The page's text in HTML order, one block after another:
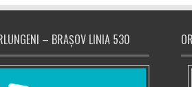
– BRAȘOV LINIA 530